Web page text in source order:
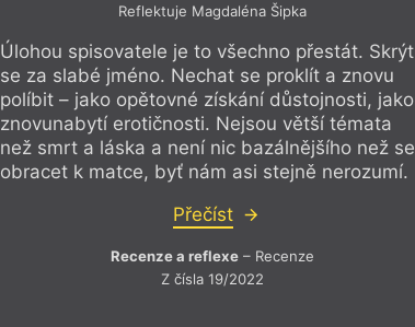
Reflektuje Magdaléna Šipka
Úlohou spisovatele je to všechno přestát. Skrýt
se za slabé jméno. Nechat se proklít a znovu
políbit – jako opětovné získání důstojnosti, jako
znovunabytí erotičnosti. Nejsou větší témata
než smrt a láska a není nic bazálnějšího než se
obracet k matce, byť nám asi stejně nerozumí.
Přečíst
Recenze a reflexe– Recenze
Z čísla 19/2022